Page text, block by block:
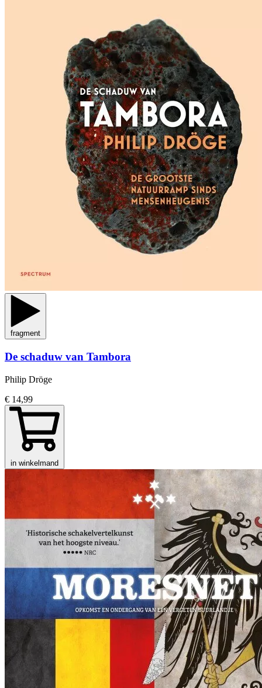
fragment
De schaduw van Tambora
Philip Dröge
€ 14,99
in winkelmand